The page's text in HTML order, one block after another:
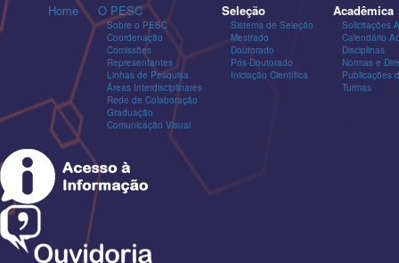
Home O PESC
Sobre o PESC
Coordenação
Comissões
Representantes
Linhas de Pesquisa
Áreas Interdisciplinares
Rede de Colaboração
Graduação
Comunicação Visual
Seleção
Sistema de Seleção
Mestrado
Doutorado
Pós-Doutorado
Iniciação Científica
Acadêmica
Solicitações
Calendário
Disciplinas
Normas e
Publicações
Turmas